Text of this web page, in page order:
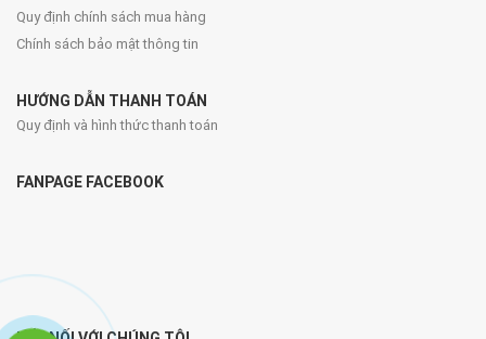
Quy định chính sách mua hàng
Chính sách bảo mật thông tin
HƯỚNG DẪN THANH TOÁN
Quy định và hình thức thanh toán
FANPAGE FACEBOOK